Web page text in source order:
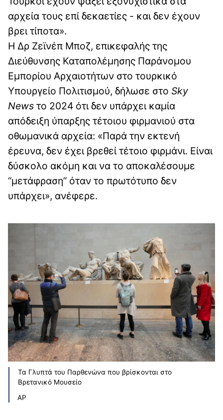
αρχεία τους επί δεκαετίες - και δεν έχουν
βρει τίποτα».
Η Δρ Ζεϊνέπ Μποζ, επικεφαλής της
Διεύθυνσης Καταπολέμησης Παράνομου
Εμπορίου Αρχαιοτήτων στο τουρκικό
Υπουργείο Πολιτισμού, δήλωσε στο Sky
News το 2024 ότι δεν υπάρχει καμία
απόδειξη ύπαρξης τέτοιου φιρμανιού στα
οθωμανικά αρχεία: «Παρά την εκτενή
έρευνα, δεν έχει βρεθεί τέτοιο φιρμάνι. Είναι
δύσκολο ακόμη και να το αποκαλέσουμε
“μετάφραση” όταν το πρωτότυπο δεν
υπάρχει», ανέφερε.
Τα Γλυπτά του Παρθενώνα που βρίσκονται στο
Βρετανικό Μουσείο
AP